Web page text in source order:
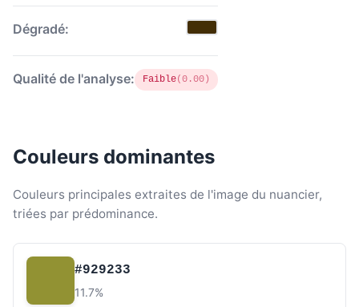
Dégradé:
Qualité de l'analyse: Faible(0.00)
Couleurs dominantes
Couleurs principales extraites de l'image du nuancier,
triées par prédominance.
#929233
11.7%